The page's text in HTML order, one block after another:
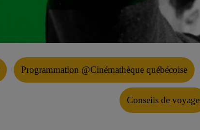
Programmation @Cinémathèque québécoise
Conseils de voyage